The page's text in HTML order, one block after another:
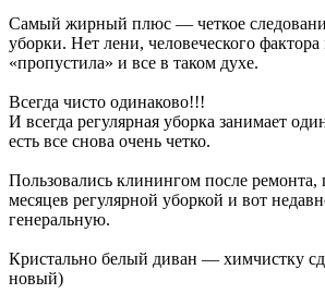
Самый жирный плюс — четкое
уборки. Нет лени, человеческого
«пропустила» и все в таком духе.
Всегда чисто одинаково!!!
И всегда регулярная уборка занимает
есть все снова очень четко.
Пользовались клинингом после
месяцев регулярной уборкой и вот
генеральную.
Кристально белый диван — химчистку
новый)